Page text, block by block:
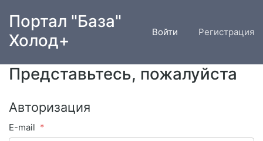
Портал "База"
Холод+
Войти Регистрация
Представьтесь, пожалуйста
Авторизация
E-mail